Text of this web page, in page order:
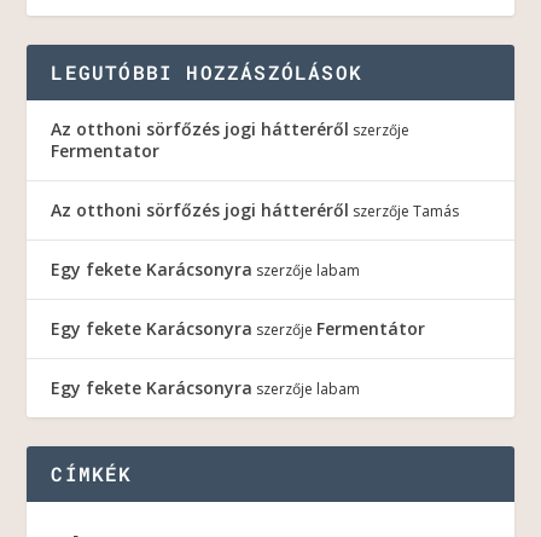
LEGUTÓBBI HOZZÁSZÓLÁSOK
Az otthoni sörfőzés jogi hátteréről szerzője
Fermentator
Az otthoni sörfőzés jogi hátteréről szerzőjeTamás
Egy fekete Karácsonyra szerzője labam
Egy fekete Karácsonyra szerzője Fermentátor
Egy fekete Karácsonyra szerzője labam
CÍMKÉK